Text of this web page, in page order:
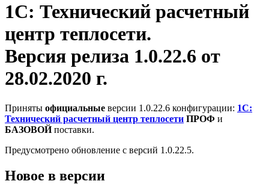
1С: Технический расчетный
центр теплосети.
Версия релиза 1.0.22.6 от
28.02.2020 г.
Приняты официальные версии 1.0.22.6 конфигурации: 1С:
Технический расчетный центр теплосети ПРОФ и
БАЗОВОЙпоставки.
Предусмотрено обновление с версий 1.0.22.5.
Новое в версии